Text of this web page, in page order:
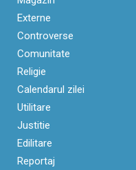
Externe
Controverse
Comunitate
Religie
Calendarul zilei
Utilitare
Justitie
Edilitare
Reportaj